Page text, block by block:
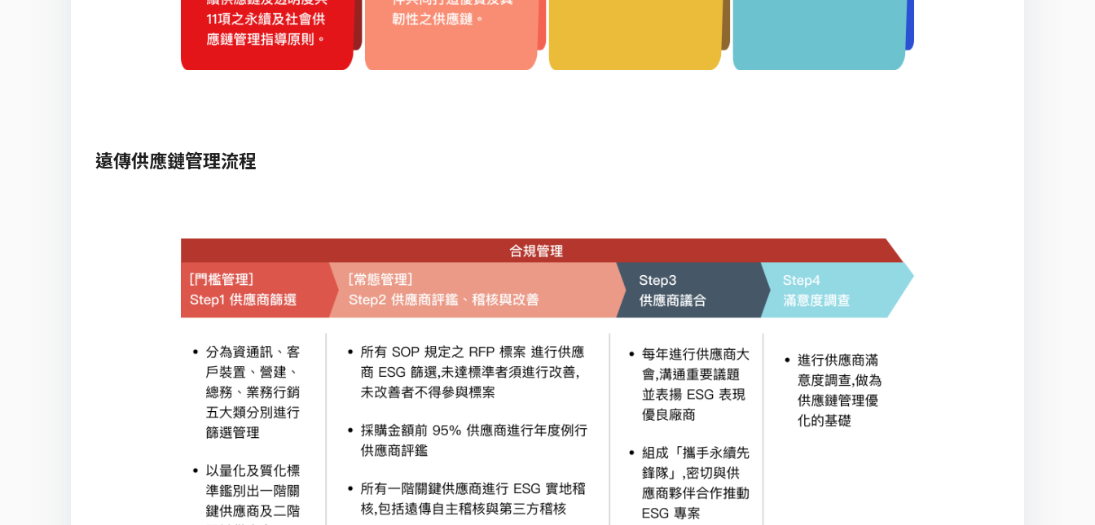
遠傳供應鏈管理流程